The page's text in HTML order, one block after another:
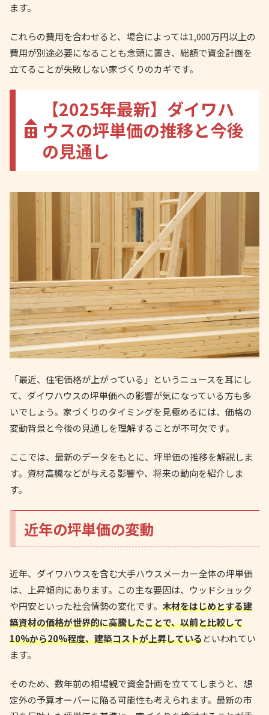
ます。
これらの費用を合わせると、場合によっては1,000万円以上の
費用が別途必要になることも念頭に置き、総額で資金計画を
立てることが失敗しない家づくりのカギです。
【2025年最新】ダイワハ
ウスの坪単価の推移と今後
の見通し
「最近、住宅価格が上がっている」というニュースを耳にし
て、ダイワハウスの坪単価への影響が気になっている方も多
いでしょう。家づくりのタイミングを見極めるには、価格の
変動背景と今後の見通しを理解することが不可欠です。
ここでは、最新のデータをもとに、坪単価の推移を解説しま
す。資材高騰などが与える影響や、将来の動向を紹介しま
す。
近年の坪単価の変動
近年、ダイワハウスを含む大手ハウスメーカー全体の坪単価
は、上昇傾向にあります。この主な要因は、ウッドショック
や円安といった社会情勢の変化です。 木材をはじめとする建
築資材の価格が世界的に高騰したことで、以前と比較して
10%から20%程度、建築コストが上昇しているといわれてい
ます。
そのため、数年前の相場観で資金計画を立ててしまうと、想
定外の予算オーバーに陥る可能性も考えられます。最新の市